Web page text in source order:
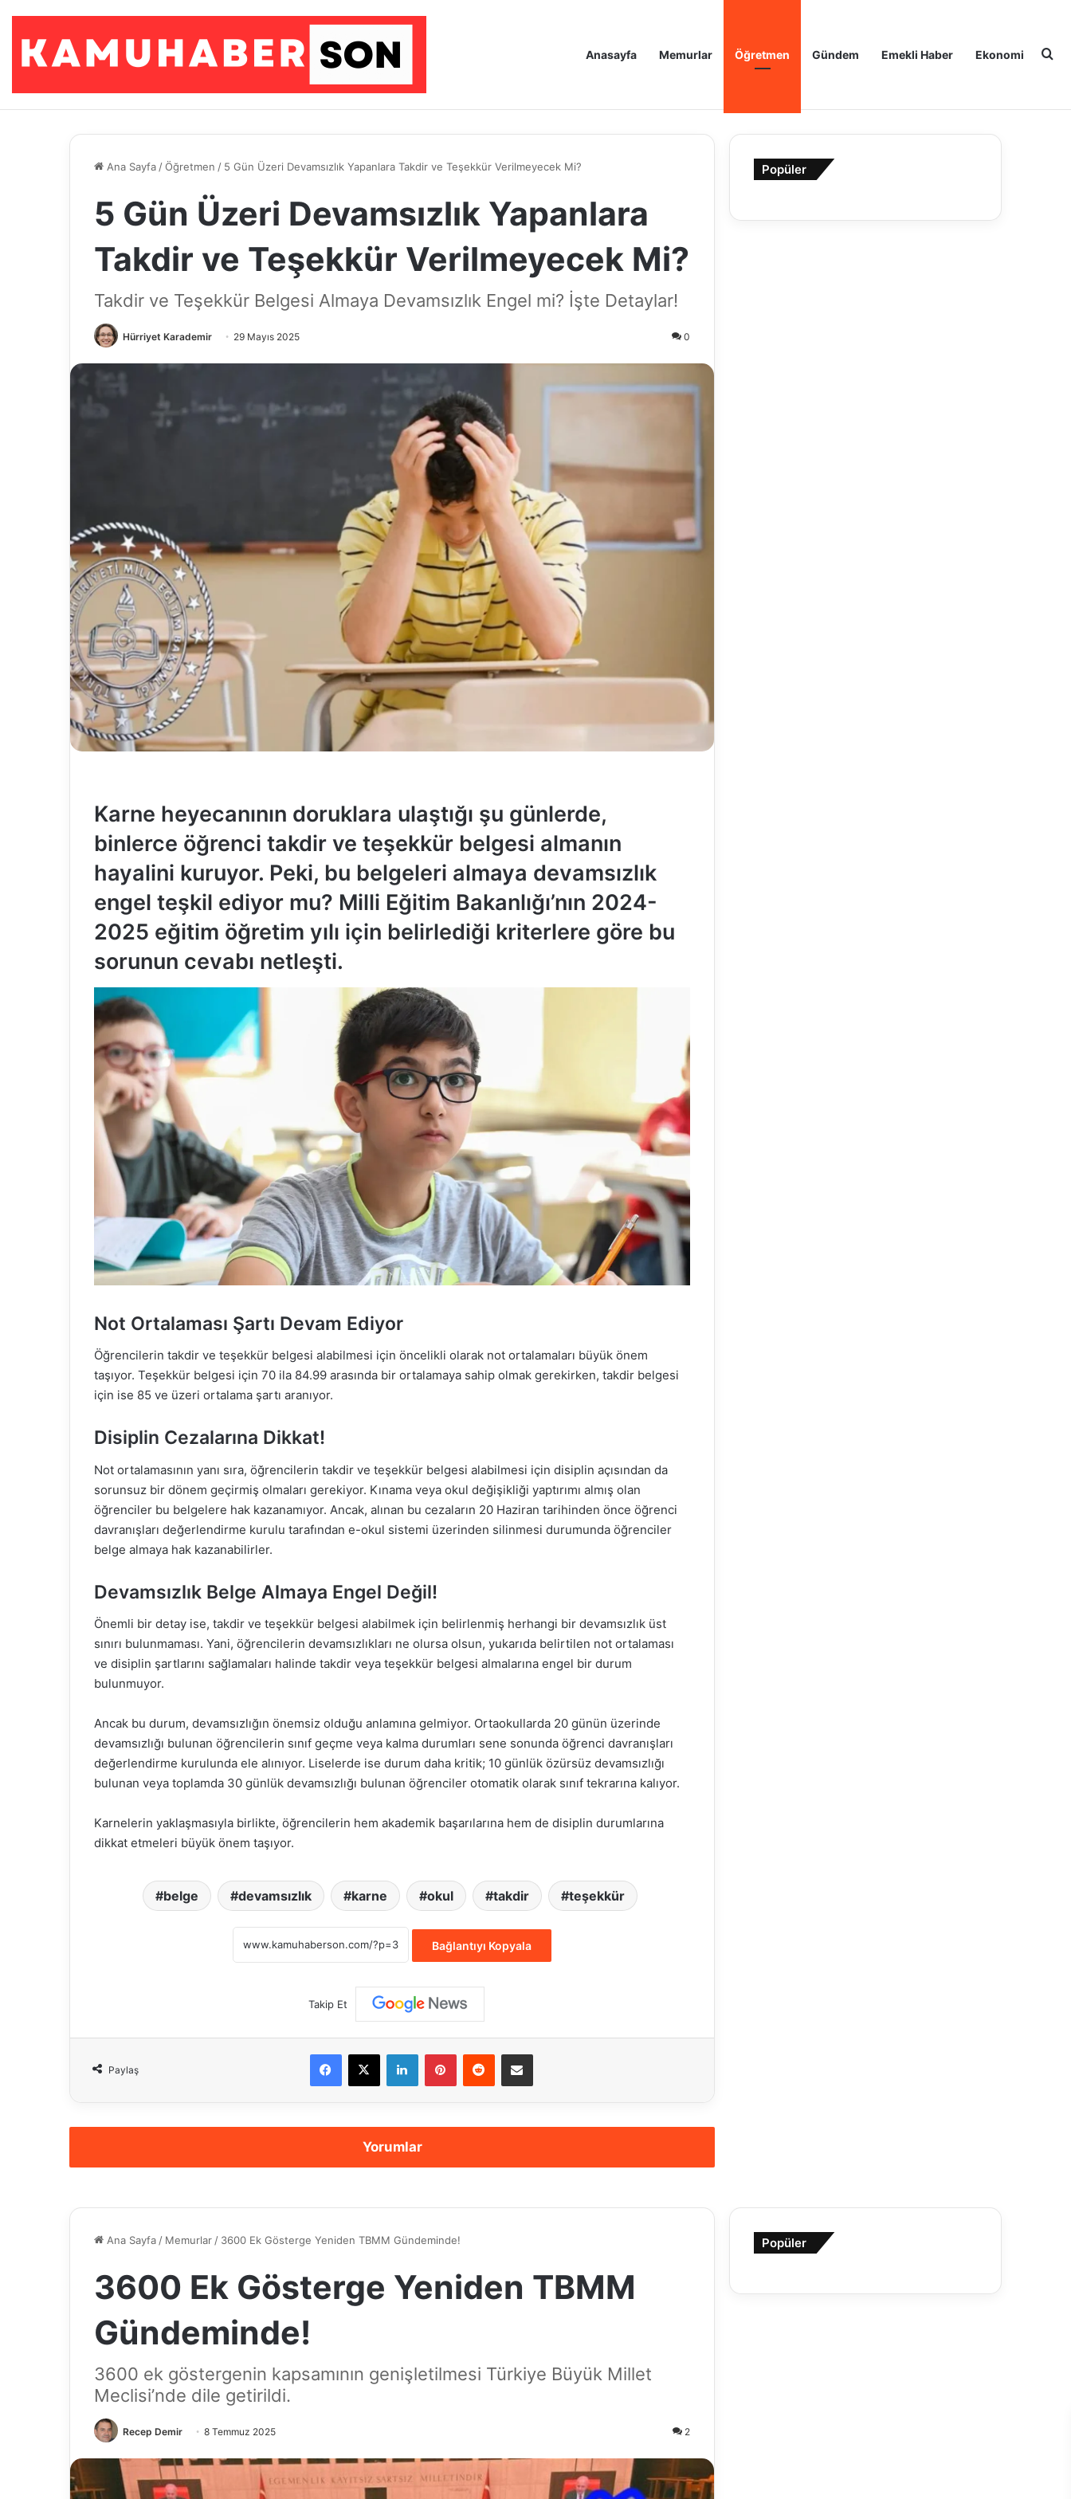
Anasayfa Memurlar Öğretmen Gündem Emekli Haber Ekonomi
Ana Sayfa /Öğretmen / 5 Gün Üzeri Devamsızlık Yapanlara Takdir ve Teşekkür Verilmeyecek Mi?
5 Gün Üzeri Devamsızlık Yapanlara
Takdir ve Teşekkür Verilmeyecek Mi?
Takdir ve Teşekkür Belgesi Almaya Devamsızlık Engel mi? İşte Detaylar!
Hürriyet Karademir 29 Mayıs 2025 0
Karne heyecanının doruklara ulaştığı şu günlerde,
binlerce öğrenci takdir ve teşekkür belgesi almanın
hayalini kuruyor. Peki, bu belgeleri almaya devamsızlık
engel teşkil ediyor mu? Milli Eğitim Bakanlığı’nın 2024-
2025 eğitim öğretim yılı için belirlediği kriterlere göre bu
sorunun cevabı netleşti.
Not Ortalaması Şartı Devam Ediyor
Öğrencilerin takdir ve teşekkür belgesi alabilmesi için öncelikli olarak not ortalamaları büyük önem
taşıyor. Teşekkür belgesi için 70 ila 84.99 arasında bir ortalamaya sahip olmak gerekirken, takdir belgesi
için ise 85 ve üzeri ortalama şartı aranıyor.
Disiplin Cezalarına Dikkat!
Not ortalamasının yanı sıra, öğrencilerin takdir ve teşekkür belgesi alabilmesi için disiplin açısından da
sorunsuz bir dönem geçirmiş olmaları gerekiyor. Kınama veya okul değişikliği yaptırımı almış olan
öğrenciler bu belgelere hak kazanamıyor. Ancak, alınan bu cezaların 20 Haziran tarihinden önce öğrenci
davranışları değerlendirme kurulu tarafından e-okul sistemi üzerinden silinmesi durumunda öğrenciler
belge almaya hak kazanabilirler.
Devamsızlık Belge Almaya Engel Değil!
Önemli bir detay ise, takdir ve teşekkür belgesi alabilmek için belirlenmiş herhangi bir devamsızlık üst
sınırı bulunmaması. Yani, öğrencilerin devamsızlıkları ne olursa olsun, yukarıda belirtilen not ortalaması
ve disiplin şartlarını sağlamaları halinde takdir veya teşekkür belgesi almalarına engel bir durum
bulunmuyor.
Ancak bu durum, devamsızlığın önemsiz olduğu anlamına gelmiyor. Ortaokullarda 20 günün üzerinde
devamsızlığı bulunan öğrencilerin sınıf geçme veya kalma durumları sene sonunda öğrenci davranışları
değerlendirme kurulunda ele alınıyor. Liselerde ise durum daha kritik; 10 günlük özürsüz devamsızlığı
bulunan veya toplamda 30 günlük devamsızlığı bulunan öğrenciler otomatik olarak sınıf tekrarına kalıyor.
Karnelerin yaklaşmasıyla birlikte, öğrencilerin hem akademik başarılarına hem de disiplin durumlarına
dikkat etmeleri büyük önem taşıyor.
belge devamsızlık karne okul takdir teşekkür
Bağlantıyı Kopyala
Takip Et
Paylaş
Facebook
X LinkedInPinterestReddit E-Posta ile paylaş
Yorumlar
Popüler